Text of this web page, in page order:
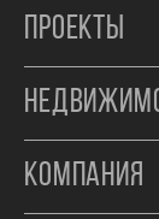
ПРОЕКТЫ
КОМПАНИЯ